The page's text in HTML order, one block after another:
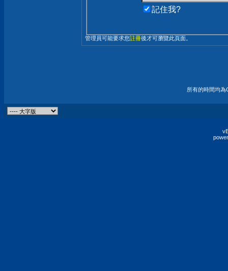
記住我?
管理員可能要求您註冊後才可瀏覽此頁面。
所有的時間均為